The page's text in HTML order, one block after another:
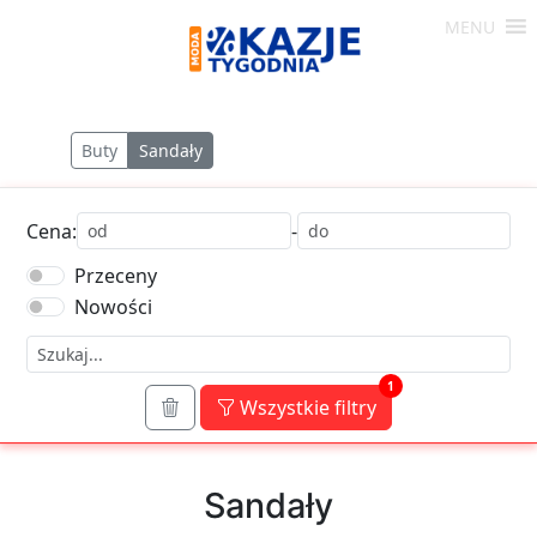
Moda
Tygodnia
MENU
Buty Sandały
Cena:
-
Przeceny
Nowości
1
Wszystkie filtry
Sandały